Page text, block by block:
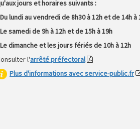
jours et horaires suivants :
lundi au vendredi de 8h30 à 12h et de 14h à
samedi de 9h à 12h et de 15h à 19h
dimanche et les jours fériés de 10h à 12h
l'arrêté préfectoral
Plus d'informations avec service-public.fr